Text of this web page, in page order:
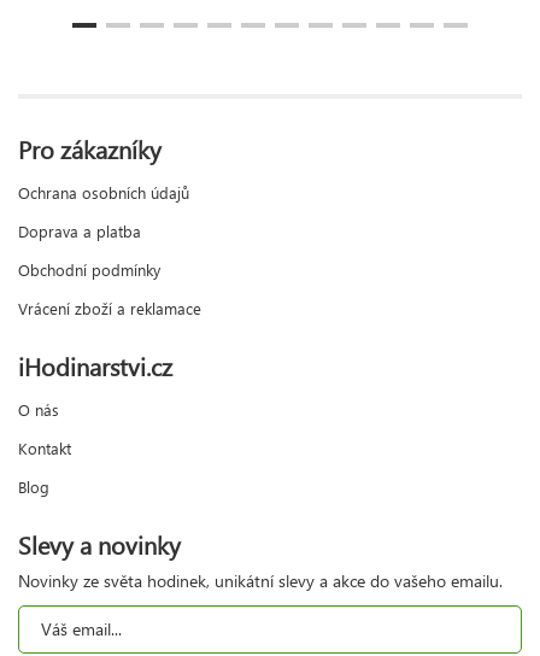
Pro zákazníky
Ochrana osobních údajů
Doprava a platba
Obchodní podmínky
Vrácení zboží a reklamace
iHodinarstvi.cz
O nás
Kontakt
Blog
Slevy a novinky
Novinky ze světa hodinek, unikátní slevy a akce do vašeho emailu.